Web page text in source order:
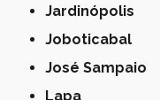
Jardinópolis
Joboticabal
José Sampaio
Lapa